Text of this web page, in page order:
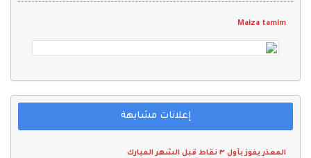
Maiza tamim
إعلانات مشابهة
المعذر يفوز بأول ٣ نقاط قبل الشهر المبارك